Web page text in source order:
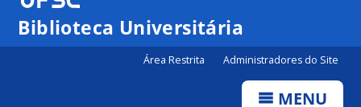
Canais
Biblioteca Universitária
Área Restrita Administradores do Site
MENU